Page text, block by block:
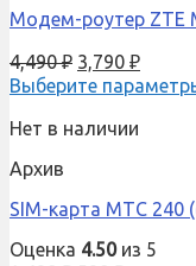
Модем-роутер ZTE
4,490₽ 3,790 ₽
Выберите
Нет в наличии
Архив
SIM-карта МТС 240
Оценка 4.50из 5